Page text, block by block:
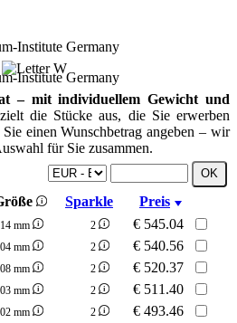
– mit individuellem Gewicht und
die Stücke aus, die Sie erwerben
einen Wunschbetrag angeben – wir
für Sie zusammen.
Sparkle
Preis
mm 2 € 545.04
mm 2 € 540.56
mm 2 € 520.37
mm 2 € 511.40
mm 2 € 493.46